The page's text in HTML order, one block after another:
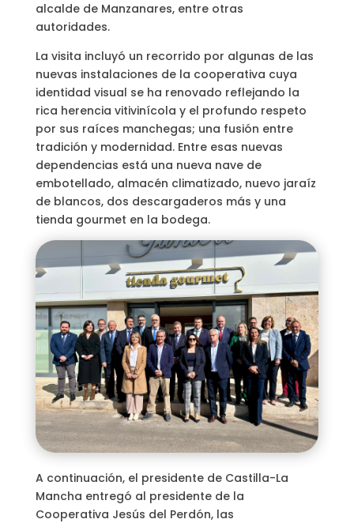
alcalde de Manzanares, entre otras
autoridades.
La visita incluyó un recorrido por algunas de las
nuevas instalaciones de la cooperativa cuya
identidad visual se ha renovado reflejando la
rica herencia vitivinícola y el profundo respeto
por sus raíces manchegas; una fusión entre
tradición y modernidad. Entre esas nuevas
dependencias está una nueva nave de
embotellado, almacén climatizado, nuevo jaraíz
de blancos, dos descargaderos más y una
tienda gourmet en la bodega.
A continuación, el presidente de Castilla-La
Mancha entregó al presidente de la
Cooperativa Jesús del Perdón, las